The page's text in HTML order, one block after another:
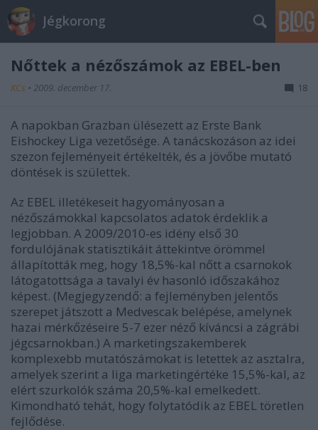
Jégkorong
Nőttek a nézőszámok az EBEL-ben
KCs • 2009. december 17. 18
A napokban Grazban ülésezett az Erste Bank
Eishockey Liga vezetősége. A tanácskozáson az idei
szezon fejleményeit értékelték, és a jövőbe mutató
döntések is születtek.
Az EBEL illetékeseit hagyományosan a
nézőszámokkal kapcsolatos adatok érdeklik a
legjobban. A 2009/2010-es idény első 30
fordulójának statisztikáit áttekintve örömmel
állapították meg, hogy 18,5%-kal nőtt a csarnokok
látogatottsága a tavalyi év hasonló időszakához
képest. (Megjegyzendő: a fejleményben jelentős
szerepet játszott a Medvescak belépése, amelynek
hazai mérkőzéseire 5-7 ezer néző kíváncsi a zágrábi
jégcsarnokban.) A marketingszakemberek
komplexebb mutatószámokat is letettek az asztalra,
amelyek szerint a liga marketingértéke 15,5%-kal, az
elért szurkolók száma 20,5%-kal emelkedett.
Kimondható tehát, hogy folytatódik az EBEL töretlen
fejlődése.